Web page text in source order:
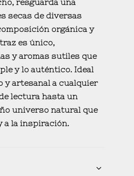
secas de diversas
orgánica y
es único,
y aromas sutiles que
y lo auténtico. Ideal
y artesanal a cualquier
lectura hasta un
universo natural que
a la inspiración.